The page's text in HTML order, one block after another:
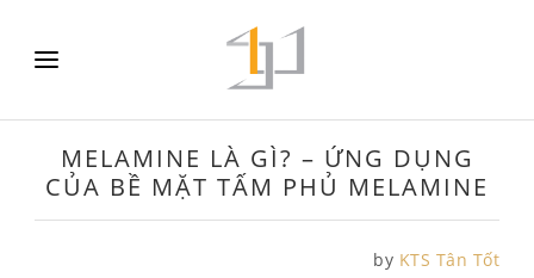
MELAMINE LÀ GÌ? – ỨNG DỤNG
CỦA BỀ MẶT TẤM PHỦ MELAMINE
by KTS Tân Tốt